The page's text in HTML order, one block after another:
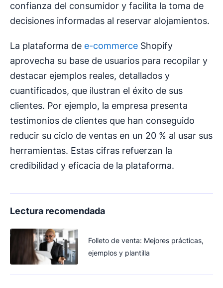
confianza del consumidor y facilita la toma de
decisiones informadas al reservar alojamientos.
La plataforma de e-commerce Shopify
aprovecha su base de usuarios para recopilar y
destacar ejemplos reales, detallados y
cuantificados, que ilustran el éxito de sus
clientes. Por ejemplo, la empresa presenta
testimonios de clientes que han conseguido
reducir su ciclo de ventas en un 20 % al usar sus
herramientas. Estas cifras refuerzan la
credibilidad y eficacia de la plataforma.
Lectura recomendada
Folleto de venta: Mejores prácticas,
ejemplos y plantilla